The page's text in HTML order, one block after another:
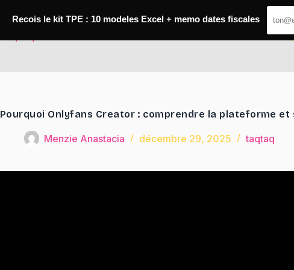
Pourquoi Onlyfans Creator : comprendre la plateforme et
Menzie Anastacia décembre 29, 2025 taqtaq
Recois le kit TPE : 10 modeles Excel + memo dates fiscales